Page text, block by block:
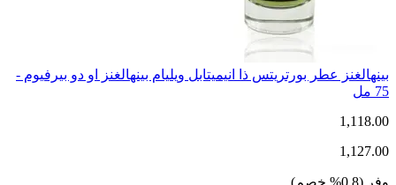
بينهالغنز عطر بورتريتس ذا انيميتابل ويليام بينهالغنز او دو بيرفيوم -
75 مل
1,118.00
1,127.00
وفر (
0.8
% خصم)